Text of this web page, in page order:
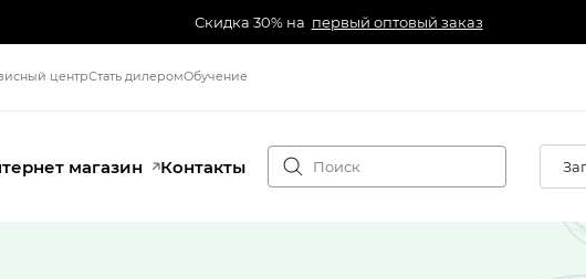
Скидка 30% на первый оптовый заказ
центрСтать дилеромОбучение
магазин Контакты